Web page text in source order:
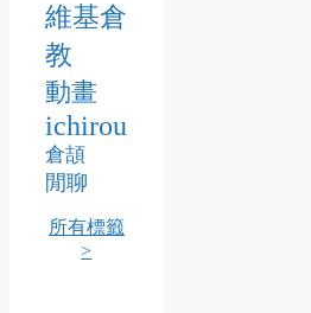
維基倉
教
動畫
ichirou
倉頡
閒聊
所有標籤
>